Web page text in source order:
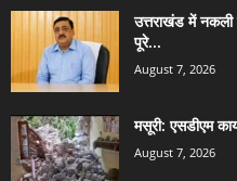
उत्तराखंड में नकली
पूरे...
August 7, 2026
मसूरी: एसडीएम
August 7, 2026